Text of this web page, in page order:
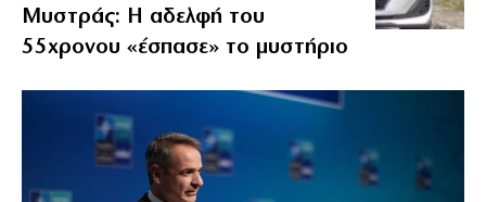
Μυστράς: Η αδελφή του
55χρονου «έσπασε» το μυστήριο